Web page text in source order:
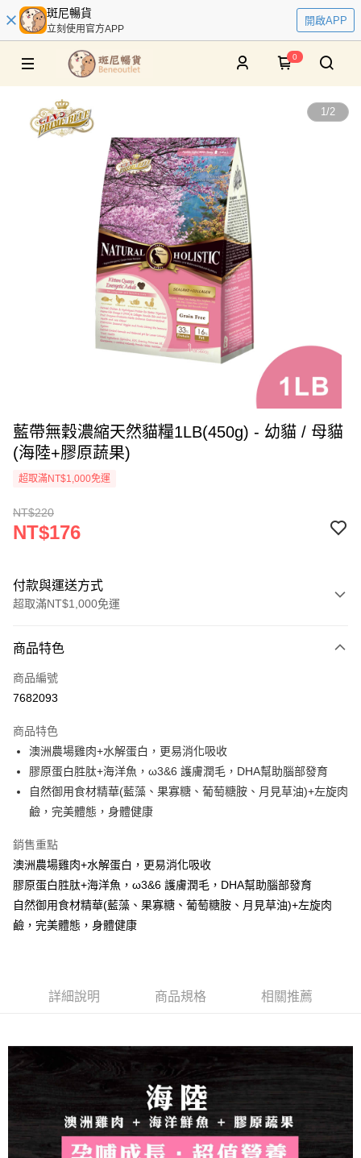
斑尼暢貨
立刻使用官方APP
開啟APP
0
1/2
藍帶無穀濃縮天然貓糧1LB(450g) - 幼貓 / 母貓
(海陸+膠原蔬果)
超取滿NT$1,000免運
NT$220
NT$176
付款與運送方式
超取滿NT$1,000免運
信用卡一次付款
超商取貨付款
Apple Pay
街口支付
悠遊付
ATM付款
全家取貨付款
每筆NT$60，滿NT$1,000(含以上)免運費
商品特色
商品編號
7682093
商品特色
澳洲農場雞肉+水解蛋白，更易消化吸收
膠原蛋白胜肽+海洋魚，ω3&6 護膚潤毛，DHA幫助腦部發育
自然御用食材精華(藍藻、果寡糖、葡萄糖胺、月見草油)+左旋肉
鹼，完美體態，身體健康
銷售重點
澳洲農場雞肉+水解蛋白，更易消化吸收
膠原蛋白胜肽+海洋魚，ω3&6 護膚潤毛，DHA幫助腦部發育
自然御用食材精華(藍藻、果寡糖、葡萄糖胺、月見草油)+左旋肉
鹼，完美體態，身體健康
詳細說明 商品規格 相關推薦